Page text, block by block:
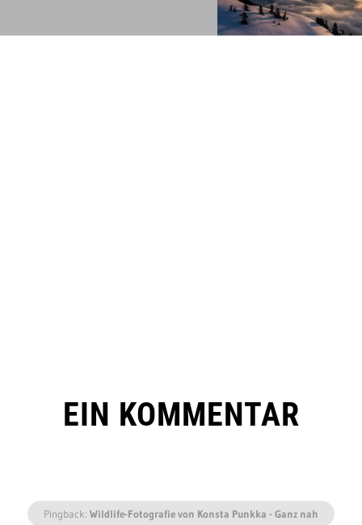
EIN KOMMENTAR
Pingback: Wildlife-Fotografie von Konsta Punkka - Ganz nah